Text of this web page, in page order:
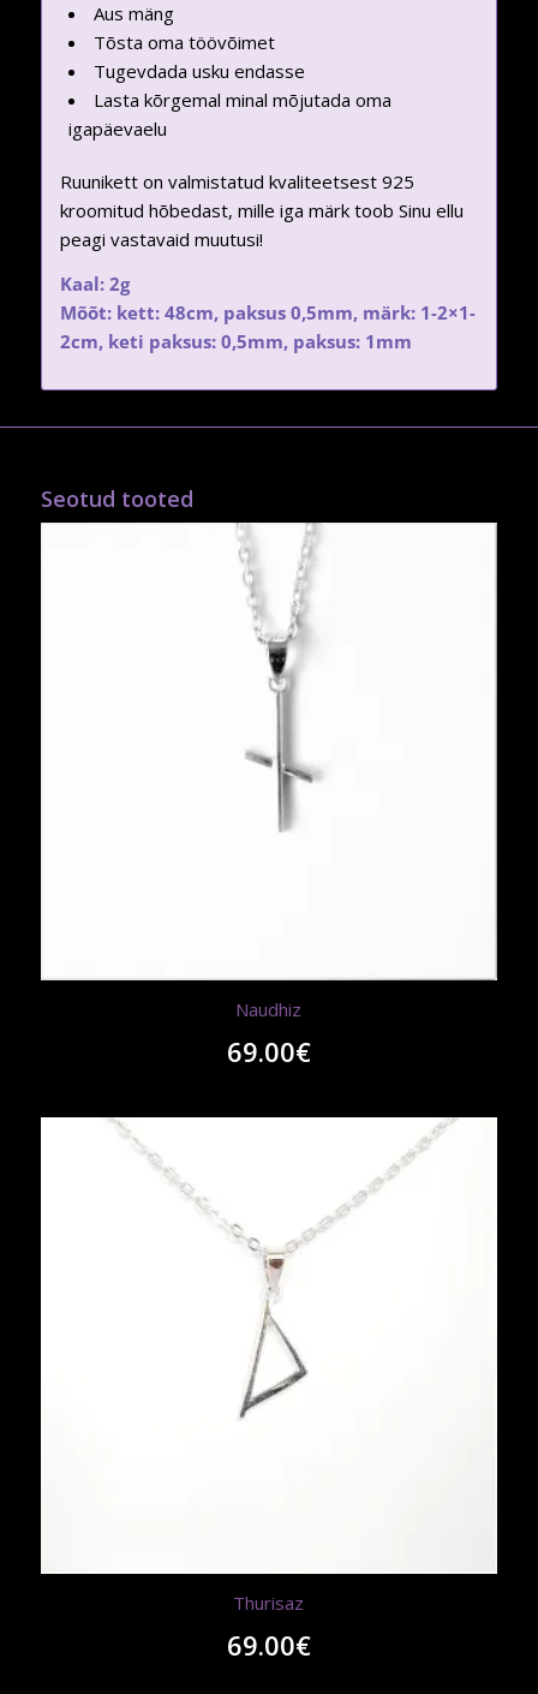
Aus mäng
Tõsta oma töövõimet
Tugevdada usku endasse
Lasta kõrgemal minal mõjutada oma
igapäevaelu
Ruunikett on valmistatud kvaliteetsest 925
kroomitud hõbedast, mille iga märk toob Sinu ellu
peagi vastavaid muutusi!
Kaal: 2g
Mõõt: kett: 48cm, paksus 0,5mm, märk: 1-2×1-
2cm, keti paksus: 0,5mm, paksus: 1mm
Seotud tooted
Naudhiz
69.00€
Thurisaz
69.00€